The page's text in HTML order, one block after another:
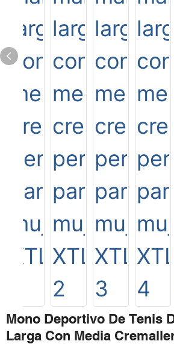
Mono Deportivo De Tenis
Larga Con Media